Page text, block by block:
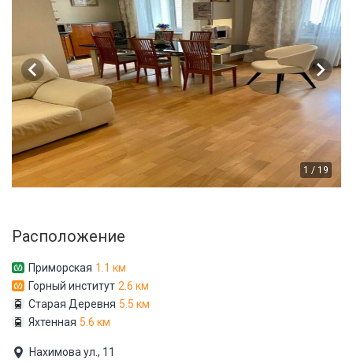
1 / 19
Расположение
Приморская 1.1 км
Горный институт 2.6 км
Старая Деревня 5.5 км
Яхтенная 5.6 км
Нахимова ул., 11